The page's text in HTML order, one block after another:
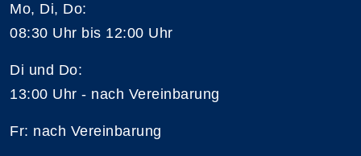
Mo, Di, Do:
08:30 Uhr bis 12:00 Uhr
Di und Do:
13:00 Uhr - nach Vereinbarung
Fr: nach Vereinbarung